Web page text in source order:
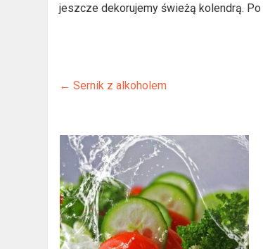
jeszcze dekorujemy świeżą kolendrą.
← Sernik z alkoholem